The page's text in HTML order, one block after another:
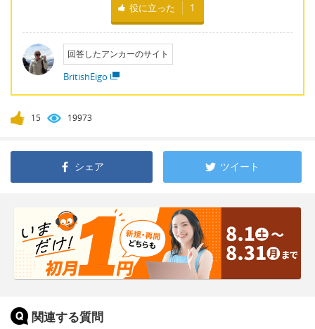
役に立った 1
回答したアンカーのサイト
BritishEigo
15 19973
シェア ツイート
関連する質問